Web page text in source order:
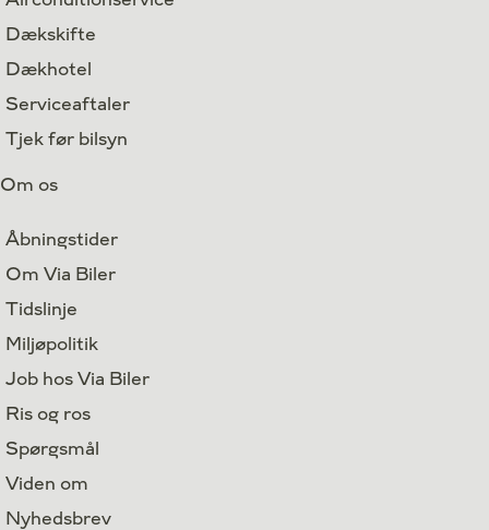
Dækskifte
Dækhotel
Serviceaftaler
Tjek før bilsyn
Om os
Åbningstider
Om Via Biler
Tidslinje
Miljøpolitik
Job hos Via Biler
Ris og ros
Spørgsmål
Viden om
Nyhedsbrev